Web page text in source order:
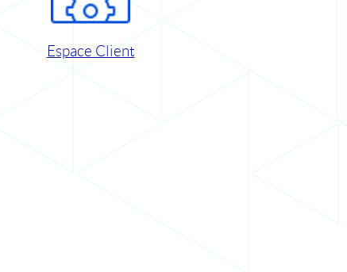
Espace Client